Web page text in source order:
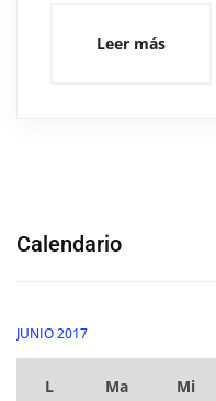
Leer más
Calendario
JUNIO 2017
L Ma Mi